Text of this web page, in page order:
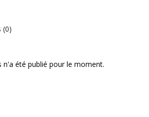
(0)
n'a été publié pour le moment.